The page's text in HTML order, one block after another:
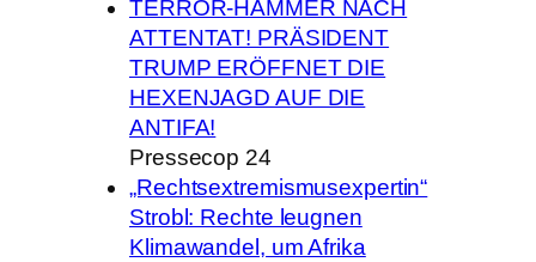
TERROR-HAMMER NACH
ATTENTAT! PRÄSIDENT
TRUMP ERÖFFNET DIE
HEXENJAGD AUF DIE
ANTIFA!
Pressecop 24
„Rechtsextremismusexpertin“
Strobl: Rechte leugnen
Klimawandel, um Afrika